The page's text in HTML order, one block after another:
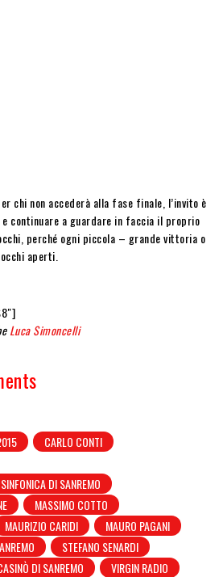
chi non accederà alla fase finale, l’invito è
continuare a guardare in faccia il proprio
perché ogni piccola – grande vittoria o
aperti.
Luca Simoncelli
CARLO CONTI
DI SANREMO
MASSIMO COTTO
MAURIZIO CARIDI
MAURO PAGANI
STEFANO SENARDI
DI SANREMO
VIRGIN RADIO